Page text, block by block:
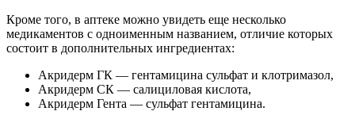
Кроме того, в аптеке можно увидеть еще несколько
медикаментов с одноименным названием, отличие которых
состоит в дополнительных ингредиентах:
Акридерм ГК — гентамицина сульфат и клотримазол,
Акридерм СК — салициловая кислота,
Акридерм Гента — сульфат гентамицина.